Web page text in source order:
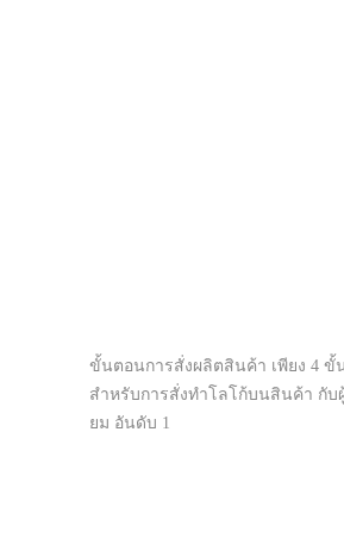
ขั้นตอนการสั่งผลิตสินค้า เพียง 4 ขั้
สำหรับการสั่งทำโลโก้บนสินค้า กับ
ยม อันดับ 1